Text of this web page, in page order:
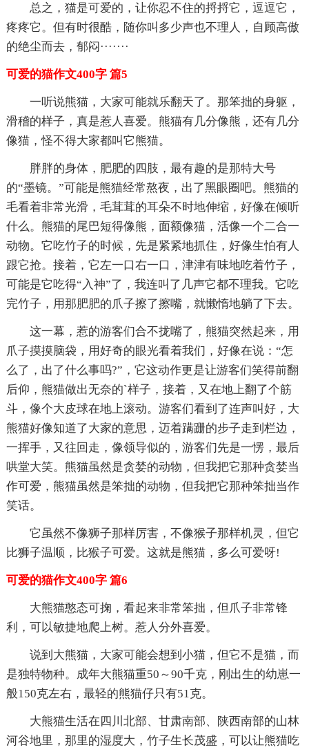
总之，猫是可爱的，让你忍不住的捋捋它，逗逗它，
疼疼它。但有时很酷，随你叫多少声也不理人，自顾高傲
的绝尘而去，郁闷·······
可爱的猫作文400字 篇5
一听说熊猫，大家可能就乐翻天了。那笨拙的身躯，
滑稽的样子，真是惹人喜爱。熊猫有几分像熊，还有几分
像猫，怪不得大家都叫它熊猫。
胖胖的身体，肥肥的四肢，最有趣的是那特大号
的“墨镜。”可能是熊猫经常熬夜，出了黑眼圈吧。熊猫的
毛看着非常光滑，毛茸茸的耳朵不时地伸缩，好像在倾听
什么。熊猫的尾巴短得像熊，面额像猫，活像一个二合一
动物。它吃竹子的时候，先是紧紧地抓住，好像生怕有人
跟它抢。接着，它左一口右一口，津津有味地吃着竹子，
可能是它吃得“入神”了，我连叫了几声它都不理我。它吃
完竹子，用那肥肥的爪子擦了擦嘴，就懒惰地躺了下去。
这一幕，惹的游客们合不拢嘴了，熊猫突然起来，用
爪子摸摸脑袋，用好奇的眼光看着我们，好像在说：“怎
么了，出了什么事吗?”，它这动作更是让游客们笑得前翻
后仰，熊猫做出无奈的`样子，接着，又在地上翻了个筋
斗，像个大皮球在地上滚动。游客们看到了连声叫好，大
熊猫好像知道了大家的意思，迈着蹒跚的步子走到栏边，
一挥手，又往回走，像领导似的，游客们先是一愣，最后
哄堂大笑。熊猫虽然是贪婪的动物，但我把它那种贪婪当
作可爱，熊猫虽然是笨拙的动物，但我把它那种笨拙当作
笑话。
它虽然不像狮子那样厉害，不像猴子那样机灵，但它
比狮子温顺，比猴子可爱。这就是熊猫，多么可爱呀!
可爱的猫作文400字 篇6
大熊猫憨态可掬，看起来非常笨拙，但爪子非常锋
利，可以敏捷地爬上树。惹人分外喜爱。
说到大熊猫，大家可能会想到小猫，但它不是猫，而
是独特物种。成年大熊猫重50～90千克，刚出生的幼崽一
般150克左右，最轻的熊猫仔只有51克。
大熊猫生活在四川北部、甘肃南部、陕西南部的山林
河谷地里，那里的湿度大，竹子生长茂盛，可以让熊猫吃